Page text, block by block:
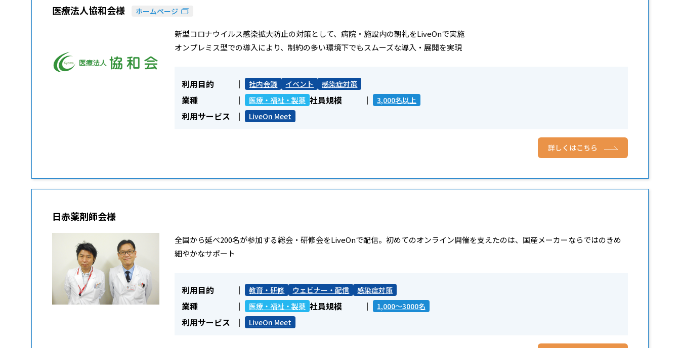
医療法人協和会様 ホームページ
新型コロナウイルス感染拡大防止の対策として、病院・施設内の朝礼をLiveOnで実施
オンプレミス型での導入により、制約の多い環境下でもスムーズな導入・展開を実現
利用目的 社内会議 イベント 感染症対策
業種 医療・福祉・製薬 社員規模 3,000名以上
利用サービス LiveOn Meet
詳しくはこちら
日赤薬剤師会様
全国から延べ200名が参加する総会・研修会をLiveOnで配信。初めてのオンライン開催を支えたのは、国産メーカーならではのきめ
細やかなサポート
利用目的 教育・研修 ウェビナー・配信 感染症対策
業種 医療・福祉・製薬 社員規模 1,000～3000名
利用サービス LiveOn Meet